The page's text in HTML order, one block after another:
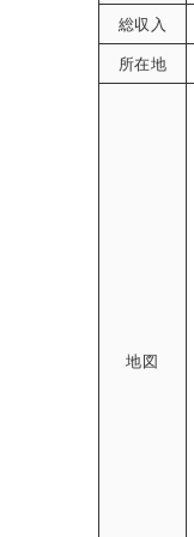
総収入
所在地
地図